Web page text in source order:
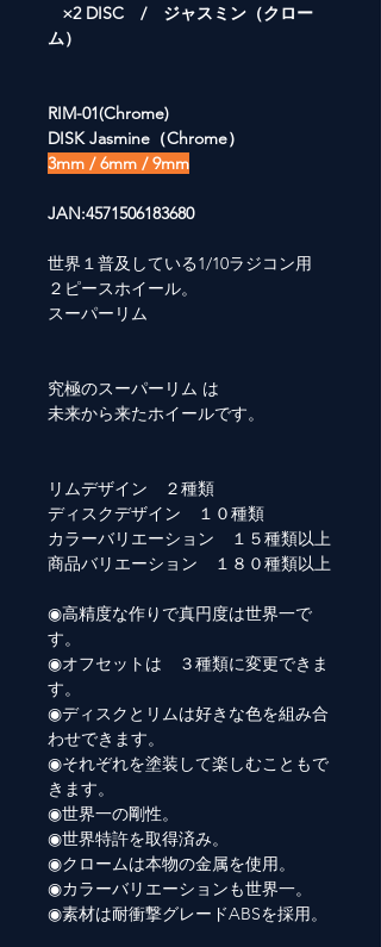
×2 DISC / ジャスミン（クロー
ム）
RIM-01(Chrome)
DISK Jasmine（Chrome）
3mm / 6mm / 9mm
JAN:4571506183680
世界１普及している1/10ラジコン用
２ピースホイール。
スーパーリム
究極のスーパーリム は
未来から来たホイールです。
リムデザイン ２種類
ディスクデザイン １０種類
カラーバリエーション １５種類以上
商品バリエーション １８０種類以上
◉高精度な作りで真円度は世界一で
す。
◉オフセットは ３種類に変更できま
す。
◉ディスクとリムは好きな色を組み合
わせできます。
◉それぞれを塗装して楽しむこともで
きます。
◉世界一の剛性。
◉世界特許を取得済み。
◉クロームは本物の金属を使用。
◉カラーバリエーションも世界一。
◉素材は耐衝撃グレードABSを採用。